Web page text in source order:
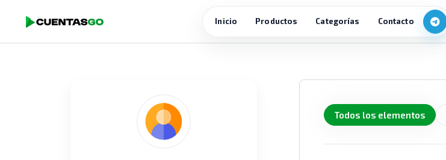
Inicio Productos Categorías Contacto
Todos los elementos